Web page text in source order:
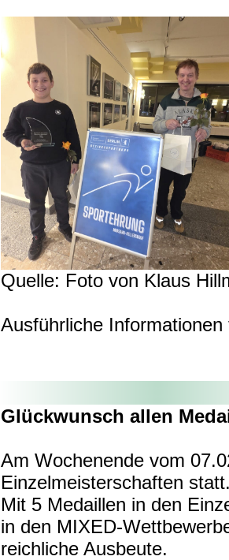
Quelle: Foto von Klaus
Ausführliche
Glückwunsch allen
Am Wochenende vom
Einzelmeisterschaften
Mit 5 Medaillen in den
in den MIXED-
reichliche Ausbeute.